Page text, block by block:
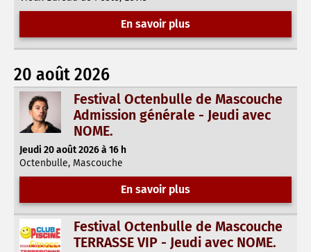
En savoir plus
20 août 2026
Festival Octenbulle de Mascouche
Admission générale - Jeudi avec
NOME.
Jeudi 20 août 2026 à 16 h
Octenbulle, Mascouche
En savoir plus
Festival Octenbulle de Mascouche
TERRASSE VIP - Jeudi avec NOME.